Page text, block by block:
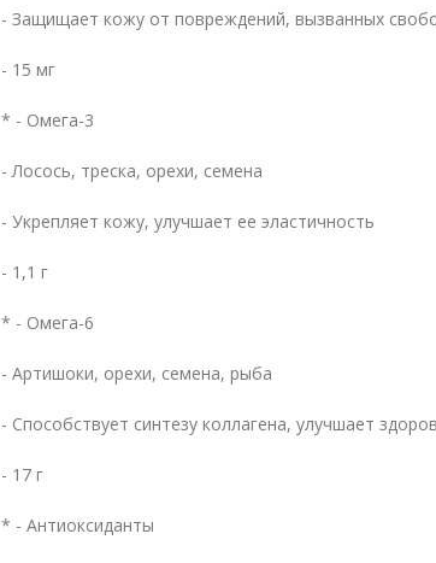
- Защищает кожу от повреждений, вызванных
- 15 мг
* - Омега-3
- Лосось, треска, орехи, семена
- Укрепляет кожу, улучшает ее эластичность
- 1,1 г
* - Омега-6
- Артишоки, орехи, семена, рыба
- Способствует синтезу коллагена, улучшает
- 17 г
* - Антиоксиданты